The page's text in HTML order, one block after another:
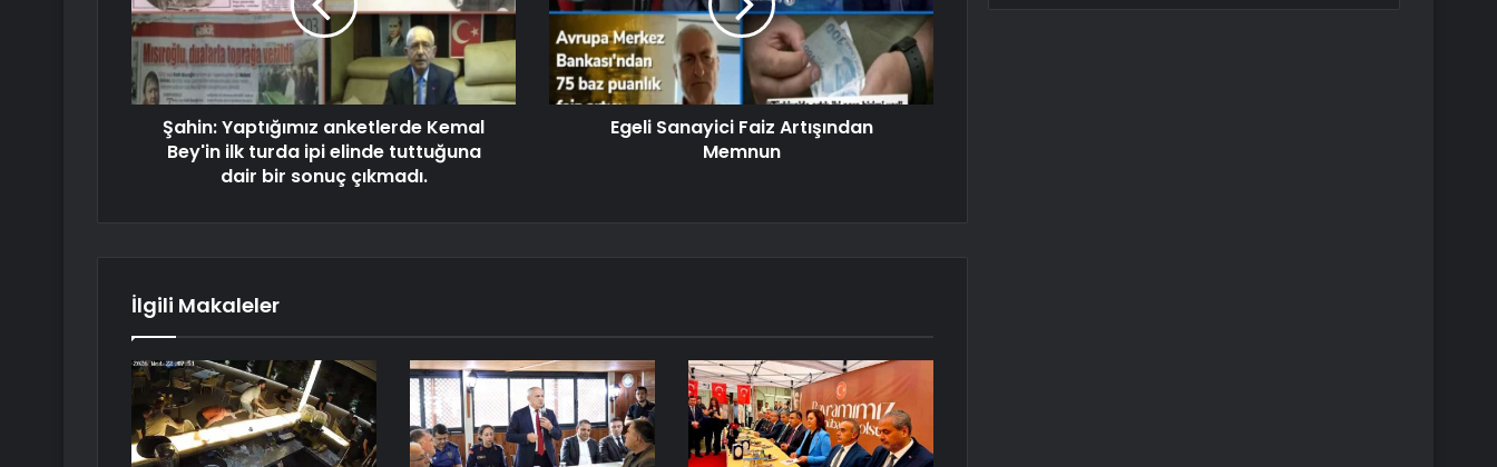
Şahin: Yaptığımız anketlerde Kemal
Bey'in ilk turda ipi elinde tuttuğuna
dair bir sonuç çıkmadı.
Egeli Sanayici Faiz Artışından
Memnun
İlgili Makaleler